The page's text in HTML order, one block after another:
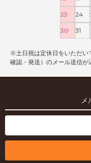
23 24
30 31
※土日祝は定休日をいただい
確認・発送）のメール送信が
メ